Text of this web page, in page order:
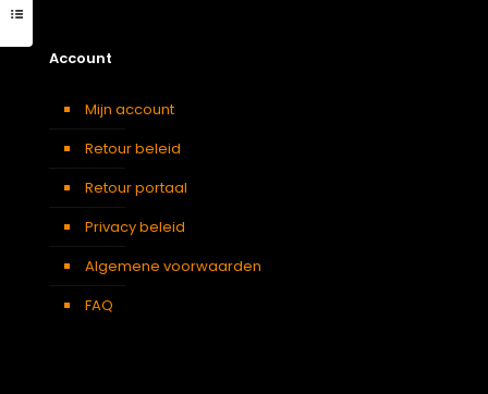
Account
Mijn account
Retour beleid
Retour portaal
Privacy beleid
Algemene voorwaarden
FAQ